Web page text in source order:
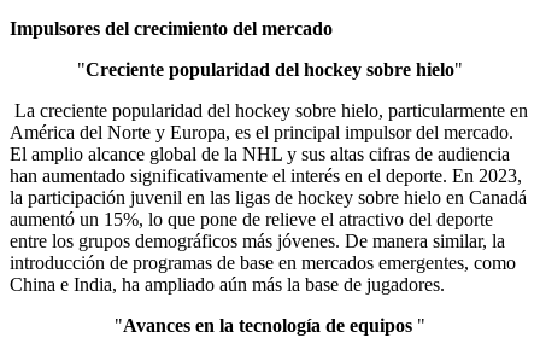
Impulsores del crecimiento del mercado
"Creciente popularidad del hockey sobre hielo"
La creciente popularidad del hockey sobre hielo, particularmente en
América del Norte y Europa, es el principal impulsor del mercado.
El amplio alcance global de la NHL y sus altas cifras de audiencia
han aumentado significativamente el interés en el deporte. En 2023,
la participación juvenil en las ligas de hockey sobre hielo en Canadá
aumentó un 15%, lo que pone de relieve el atractivo del deporte
entre los grupos demográficos más jóvenes. De manera similar, la
introducción de programas de base en mercados emergentes, como
China e India, ha ampliado aún más la base de jugadores.
"Avances en la tecnología de equipos "